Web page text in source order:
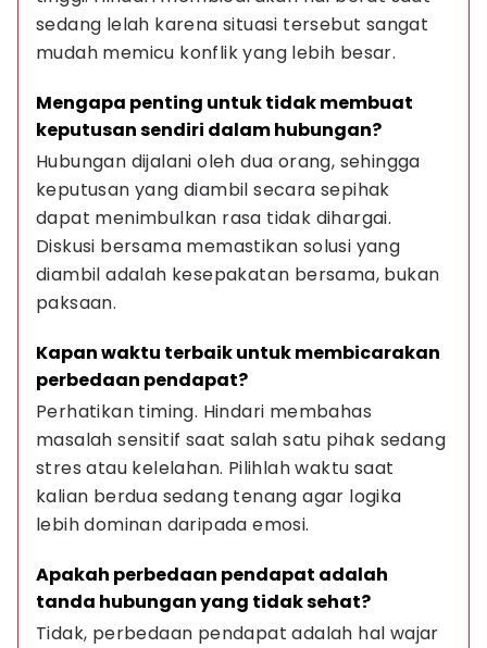
sedang lelah karena situasi tersebut sangat
mudah memicu konflik yang lebih besar.
Mengapa penting untuk tidak membuat
keputusan sendiri dalam hubungan?
Hubungan dijalani oleh dua orang, sehingga
keputusan yang diambil secara sepihak
dapat menimbulkan rasa tidak dihargai.
Diskusi bersama memastikan solusi yang
diambil adalah kesepakatan bersama, bukan
paksaan.
Kapan waktu terbaik untuk membicarakan
perbedaan pendapat?
Perhatikan timing. Hindari membahas
masalah sensitif saat salah satu pihak sedang
stres atau kelelahan. Pilihlah waktu saat
kalian berdua sedang tenang agar logika
lebih dominan daripada emosi.
Apakah perbedaan pendapat adalah
tanda hubungan yang tidak sehat?
Tidak, perbedaan pendapat adalah hal wajar